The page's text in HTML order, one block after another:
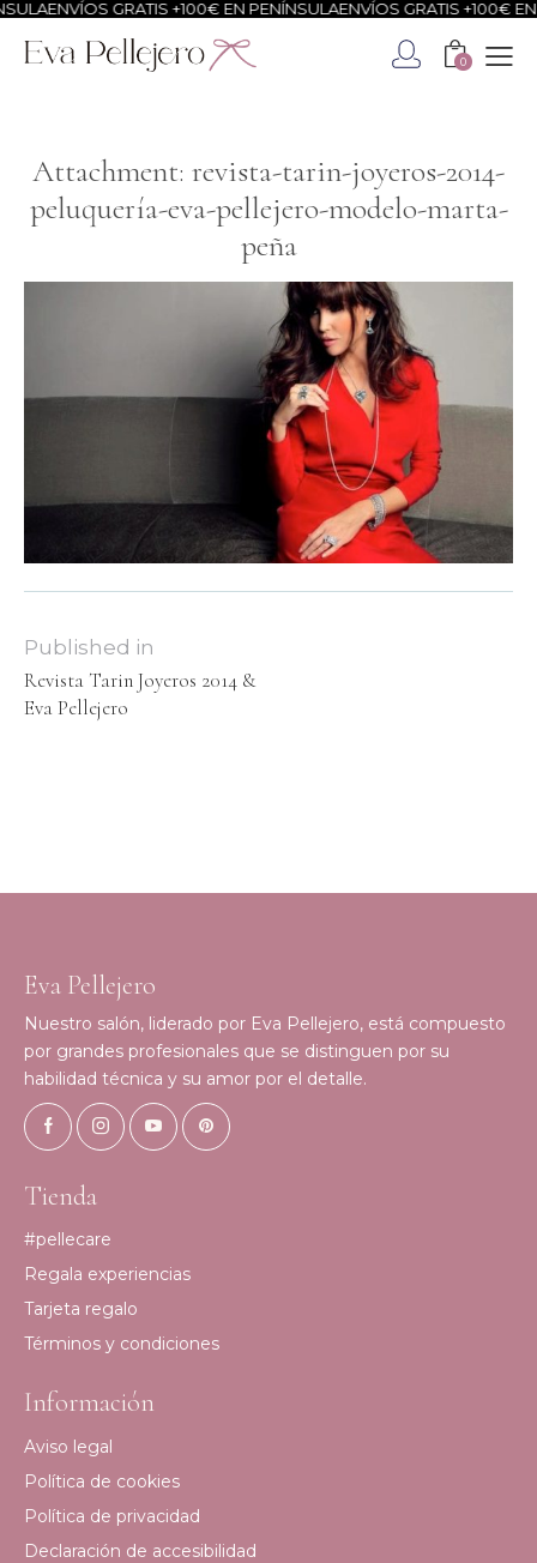
ENVÍOS GRATIS +100€ EN PENÍNSULAENVÍOS GRATIS +100€ EN
0
Attachment: revista-tarin-joyeros-2014-
peluquería-eva-pellejero-modelo-marta-
peña
Published in
Revista Tarin Joyeros 2014 &
Eva Pellejero
Eva Pellejero
Nuestro salón, liderado por Eva Pellejero, está compuesto
por grandes profesionales que se distinguen por su
habilidad técnica y su amor por el detalle.
Tienda
#pellecare
Regala experiencias
Tarjeta regalo
Términos y condiciones
Información
Aviso legal
Política de cookies
Política de privacidad
Declaración de accesibilidad